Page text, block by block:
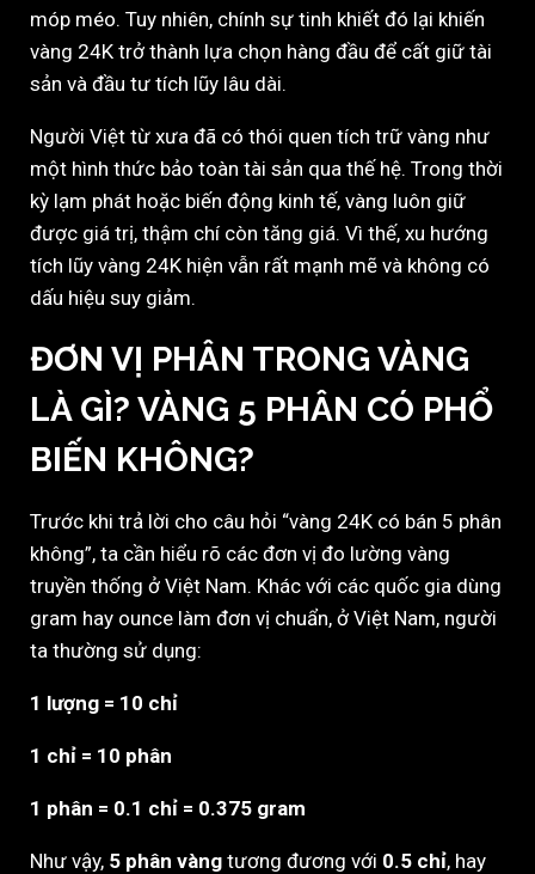
móp méo. Tuy nhiên, chính sự tinh khiết đó lại khiến
vàng 24K trở thành lựa chọn hàng đầu để cất giữ tài
sản và đầu tư tích lũy lâu dài.
Người Việt từ xưa đã có thói quen tích trữ vàng như
một hình thức bảo toàn tài sản qua thế hệ. Trong thời
kỳ lạm phát hoặc biến động kinh tế, vàng luôn giữ
được giá trị, thậm chí còn tăng giá. Vì thế, xu hướng
tích lũy vàng 24K hiện vẫn rất mạnh mẽ và không có
dấu hiệu suy giảm.
ĐƠN VỊ PHÂN TRONG VÀNG
LÀ GÌ? VÀNG 5 PHÂN CÓ PHỔ
BIẾN KHÔNG?
Trước khi trả lời cho câu hỏi “vàng 24K có bán 5 phân
không”, ta cần hiểu rõ các đơn vị đo lường vàng
truyền thống ở Việt Nam. Khác với các quốc gia dùng
gram hay ounce làm đơn vị chuẩn, ở Việt Nam, người
ta thường sử dụng:
1 lượng = 10 chỉ
1 chỉ = 10 phân
1 phân = 0.1 chỉ = 0.375 gram
Như vậy, 5 phân vàng tương đương với 0.5 chỉ, hay